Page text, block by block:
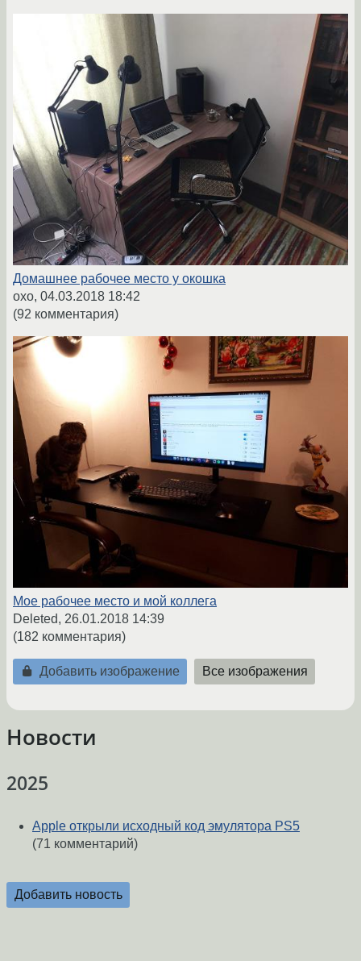
Домашнее рабочее место у окошка
oxo, 04.03.2018 18:42
(92 комментария)
Мое рабочее место и мой коллега
Deleted, 26.01.2018 14:39
(182 комментария)
Добавить изображение Все изображения
Новости
2025
Apple открыли исходный код эмулятора PS5
(71 комментарий)
Добавить новость